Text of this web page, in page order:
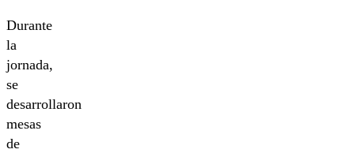
Durante
la
jornada,
se
desarrollaron
mesas
de